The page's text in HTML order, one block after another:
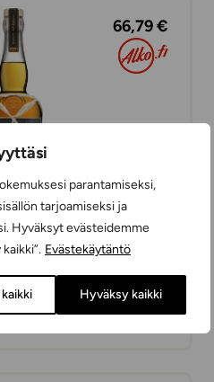
parantamiseksi,
tarjoamiseksi ja
Hyväksyt evästeidemme
Evästekäytäntö
Hyväksy kaikki
66,79 €